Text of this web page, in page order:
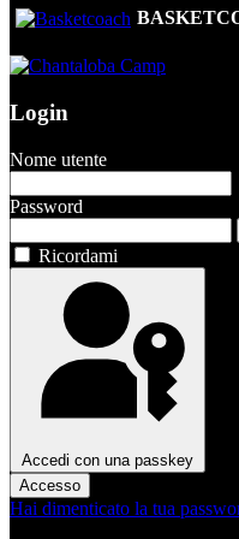
Login
Nome utente
Password
Ricordami
Accedi con una passkey
Accesso
Hai dimenticato la tua